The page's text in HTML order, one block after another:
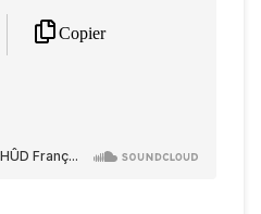
Copier